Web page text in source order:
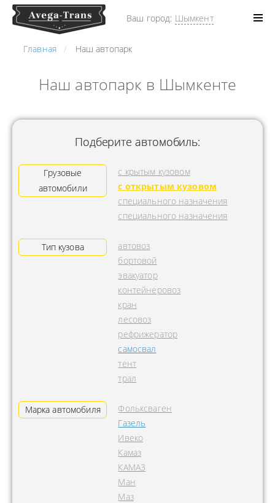
Ваш город: Шымкент
Главная Наш автопарк
Наш автопарк в Шымкенте
Подберите автомобиль:
Грузовые
автомобили
с крытым кузовом
с открытым кузовом
специального назначения
специального назначения
Тип кузова
автовоз
бортовой
эвакуатор
контейнеровоз
кран
лесовоз
рефрижератор
самосвал
тент
трал
Марка автомобиля
Фольксваген
Газель
Ивеко
Камаз
КАМАЗ
Ман
Маз